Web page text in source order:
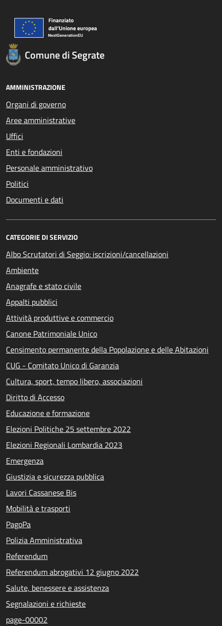
Comune di Segrate
AMMINISTRAZIONE
Organi di governo
Aree amministrative
Uffici
Enti e fondazioni
Personale amministrativo
Politici
Documenti e dati
CATEGORIE DI SERVIZIO
Albo Scrutatori di Seggio: iscrizioni/cancellazioni
Ambiente
Anagrafe e stato civile
Appalti pubblici
Attività produttive e commercio
Canone Patrimoniale Unico
Censimento permanente della Popolazione e delle Abitazioni
CUG - Comitato Unico di Garanzia
Cultura, sport, tempo libero, associazioni
Diritto di Accesso
Educazione e formazione
Elezioni Politiche 25 settembre 2022
Elezioni Regionali Lombardia 2023
Emergenza
Giustizia e sicurezza pubblica
Lavori Cassanese Bis
Mobilità e trasporti
PagoPa
Polizia Amministrativa
Referendum
Referendum abrogativi 12 giugno 2022
Salute, benessere e assistenza
Segnalazioni e richieste
page-00002